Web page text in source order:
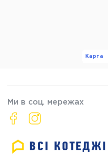
Карта
Ми в соц. мережах